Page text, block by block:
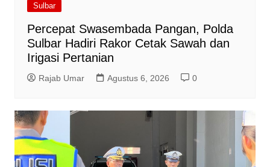
Sulbar
Percepat Swasembada Pangan, Polda
Sulbar Hadiri Rakor Cetak Sawah dan
Irigasi Pertanian
Rajab Umar Agustus 6, 2026 0